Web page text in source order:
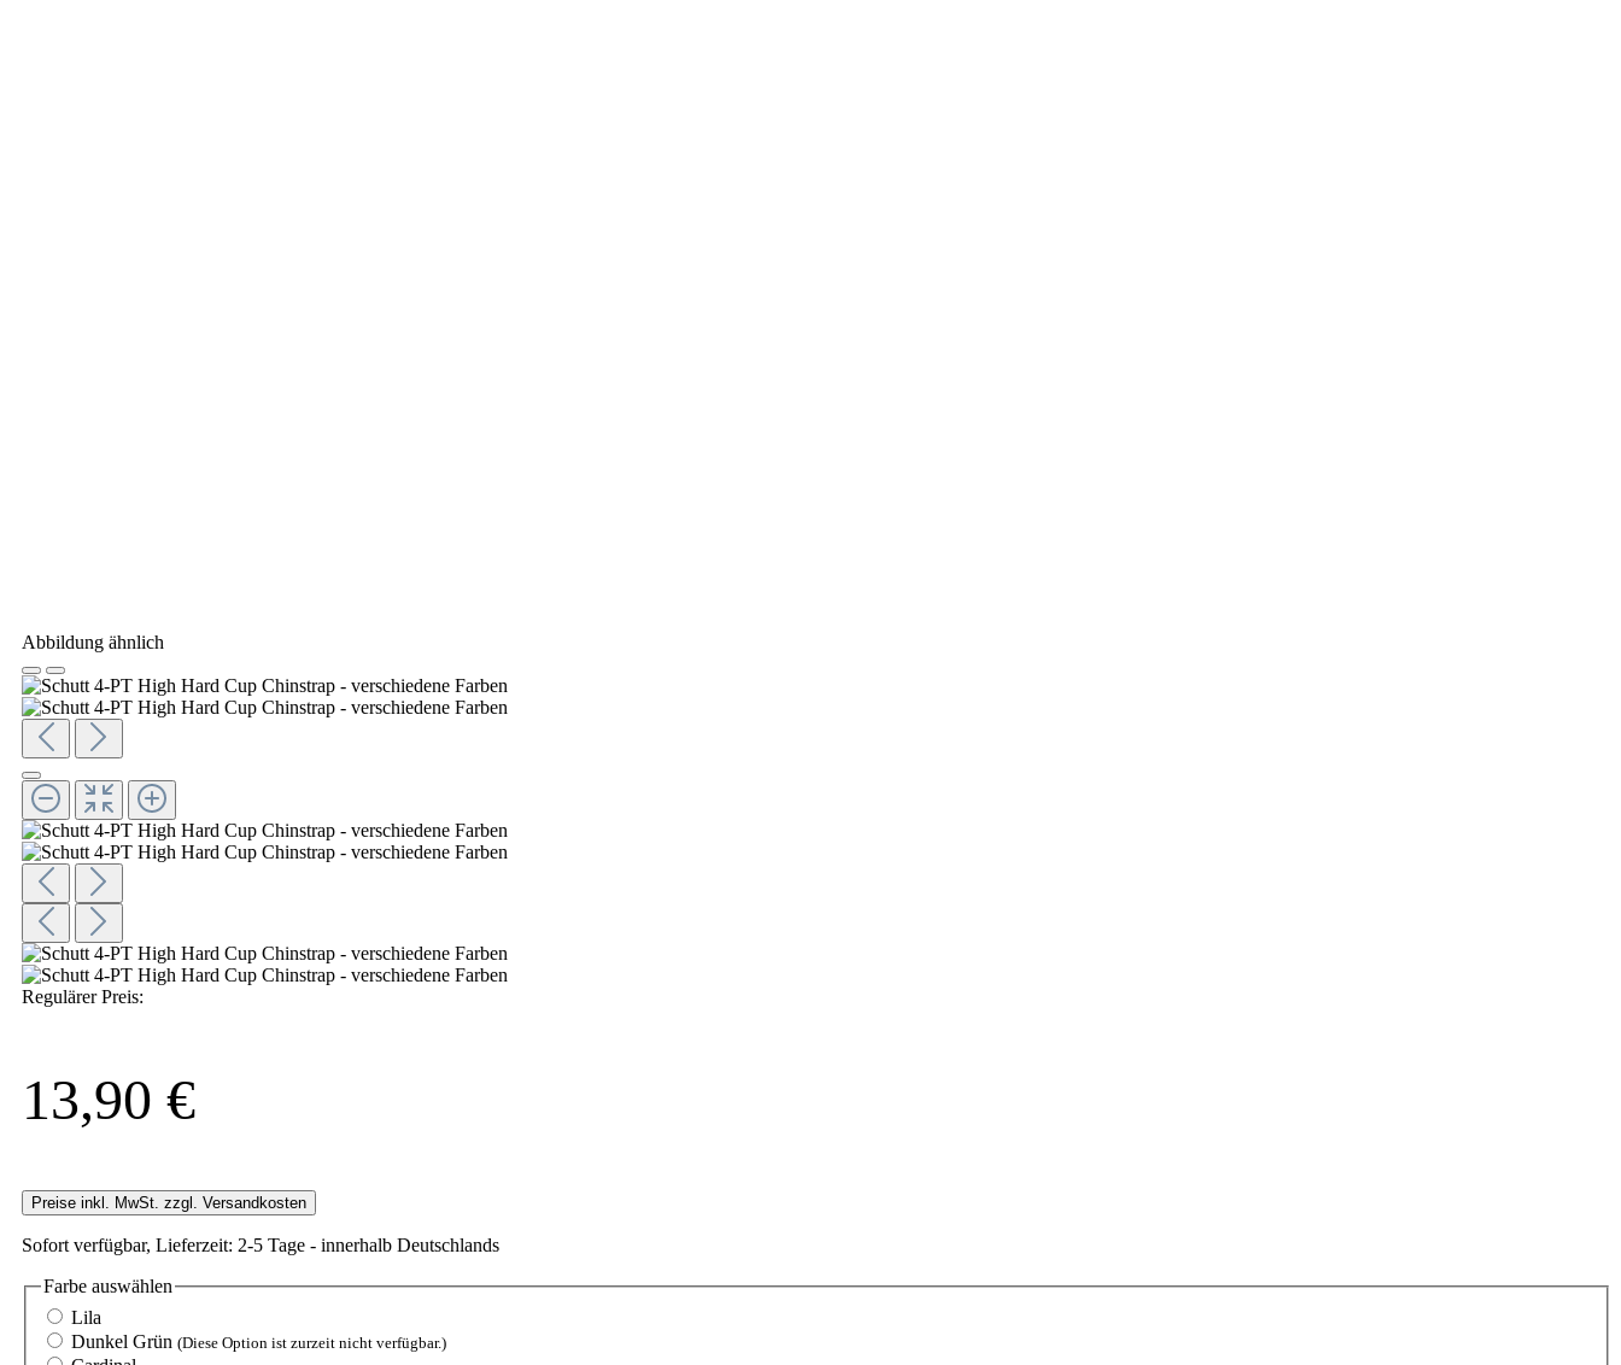
Abbildung ähnlich
Regulärer Preis:
13,90 €
Preise inkl. MwSt. zzgl. Versandkosten
Sofort verfügbar, Lieferzeit: 2-5 Tage - innerhalb Deutschlands
Farbe auswählen
Lila
Dunkel Grün (Diese Option ist zurzeit nicht verfügbar.)